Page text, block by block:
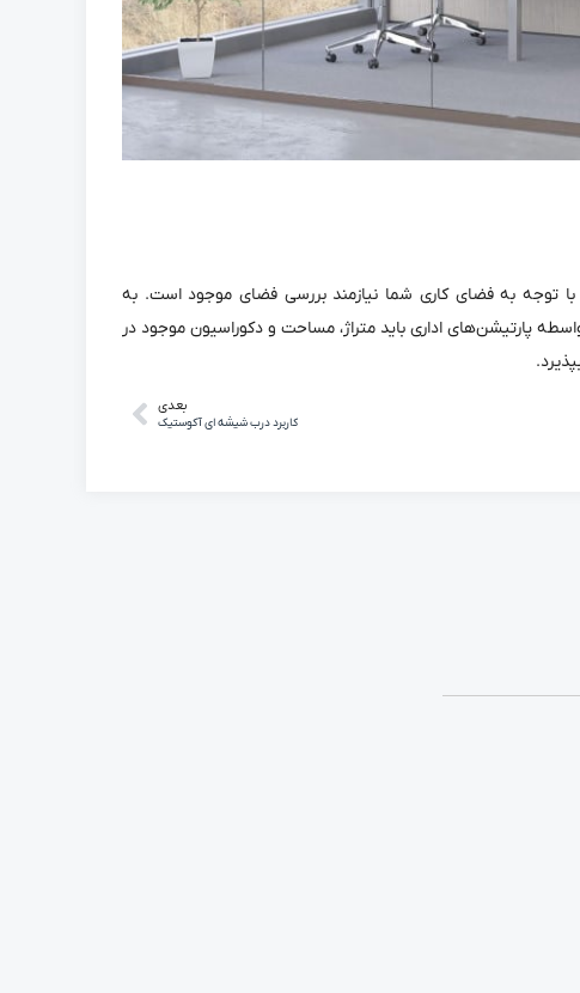
با توجه به فضای کاری شما نیازمند بررسی فضای موجود است. به
پارتیشن‌های اداری باید متراژ، مساحت و دکوراسیون موجود در
بعدی
کاربرد درب شیشه ای آکوستیک